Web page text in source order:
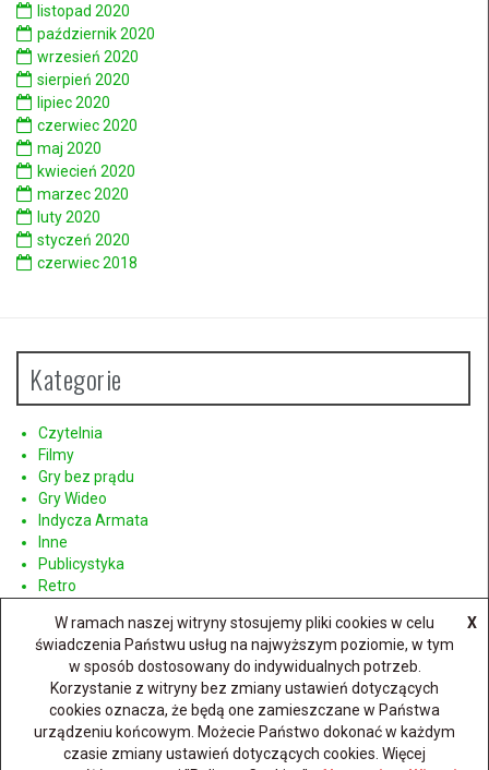
listopad 2020
październik 2020
wrzesień 2020
sierpień 2020
lipiec 2020
czerwiec 2020
maj 2020
kwiecień 2020
marzec 2020
luty 2020
styczeń 2020
czerwiec 2018
Kategorie
Czytelnia
Filmy
Gry bez prądu
Gry Wideo
Indycza Armata
Inne
Publicystyka
Retro
Dumnie wspierane przez WordPressa|Szablon:FlyMagby
Themeisle.
W ramach naszej witryny stosujemy pliki cookies w celu
świadczenia Państwu usług na najwyższym poziomie, w tym
w sposób dostosowany do indywidualnych potrzeb.
Korzystanie z witryny bez zmiany ustawień dotyczących
cookies oznacza, że będą one zamieszczane w Państwa
urządzeniu końcowym. Możecie Państwo dokonać w każdym
czasie zmiany ustawień dotyczących cookies. Więcej
X